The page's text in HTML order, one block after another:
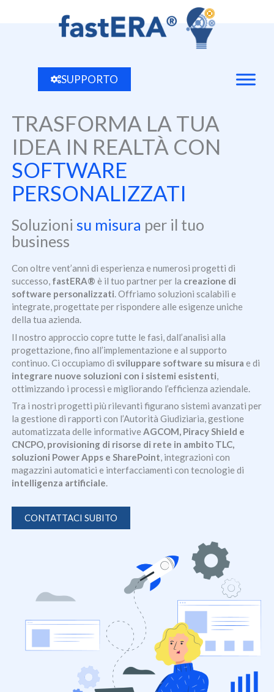
SUPPORTO
TRASFORMA LA TUA
IDEA IN REALTÀ CON
SOFTWARE
PERSONALIZZATI
Soluzioni su misura per il tuo
business
Con oltre vent’anni di esperienza e numerosi progetti di
successo, fastERA® è il tuo partner per la creazione di
software personalizzati. Offriamo soluzioni scalabili e
integrate, progettate per rispondere alle esigenze uniche
della tua azienda.
Il nostro approccio copre tutte le fasi, dall’analisi alla
progettazione, fino all’implementazione e al supporto
continuo. Ci occupiamo di sviluppare software su misura e di
integrare nuove soluzioni con i sistemi esistenti
ottimizzando i processi e migliorando l’efficienza aziendale.
Tra i nostri progetti più rilevanti figurano sistemi avanzati per
la gestione di rapporti con l’Autorità Giudiziaria, gestione
automatizzata delle informative AGCOM, Piracy Shield e
CNCPO, provisioning di risorse di rete in ambito TLC,
soluzioni Power Apps e SharePoint, integrazioni con
magazzini automatici e interfacciamenti con tecnologie di
intelligenza artificiale.
CONTATTACI SUBITO